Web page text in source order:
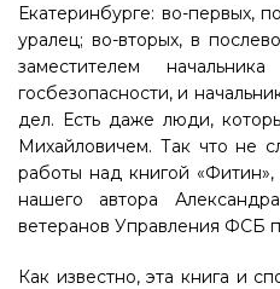
Екатеринбурге: во-первых,
уралец; во-вторых, в
заместителем
госбезопасности, и
дел. Есть даже люди,
Михайловичем. Так что не
работы над книгой
нашего автора
ветеранов Управления ФСБ
Как известно, эта книга и